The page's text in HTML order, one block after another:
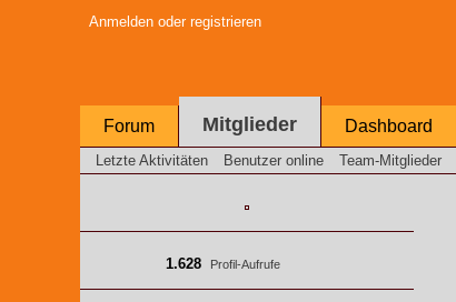
Anmelden oder registrieren
Forum Mitglieder Dashboard
Letzte Aktivitäten Benutzer online Team-Mitglieder
Profil-Aufrufe
1.628